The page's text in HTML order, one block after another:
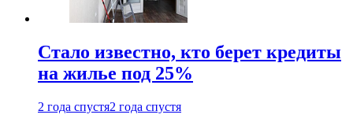
Стало известно, кто берет кредиты
на жилье под 25%
2 года спустя2 года спустя